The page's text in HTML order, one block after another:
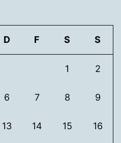
D F S S
1 2
6 7 8 9
13 14 15 16